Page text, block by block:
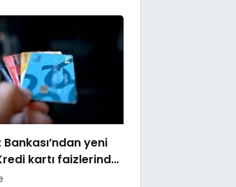
yeni
kartı faizlerinde
gidildi